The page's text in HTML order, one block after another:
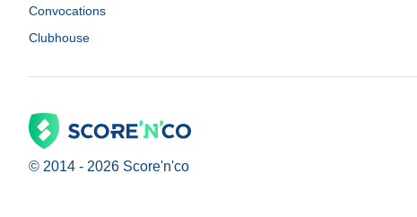
Convocations
Clubhouse
© 2014 - 2026 Score'n'co